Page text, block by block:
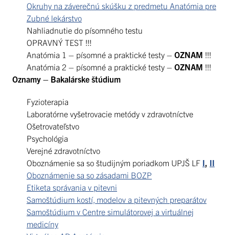
Okruhy na záverečnú skúšku z predmetu Anatómia pre
Zubné lekárstvo
Nahliadnutie do písomného testu
OPRAVNÝ TEST !!!
Anatómia 1 – písomné a praktické testy – OZNAM !!!
Anatómia 2 – písomné a praktické testy – OZNAM !!!
Oznamy – Bakalárske štúdium
Fyzioterapia
Laboratórne vyšetrovacie metódy v zdravotníctve
Ošetrovateľstvo
Psychológia
Verejné zdravotníctvo
Oboznámenie sa so študijným poriadkom UPJŠ LF I, II
Oboznámenie sa so zásadami BOZP
Etiketa správania v pitevni
Samoštúdium kostí, modelov a pitevných preparátov
Samoštúdium v Centre simulátorovej a virtuálnej
medicíny